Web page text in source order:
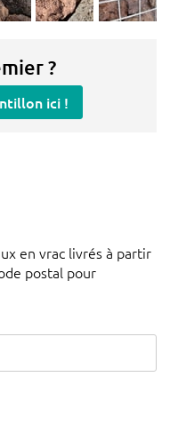
?
ici !
en vrac livrés à partir
postal pour